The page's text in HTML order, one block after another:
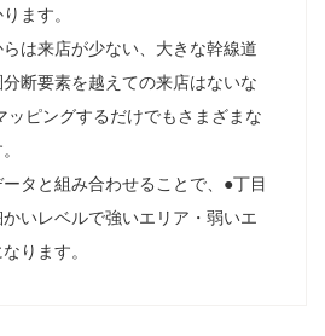
ます。
は来店が少ない、大きな幹線道
断要素を越えての来店はないな
ッピングするだけでもさまざまな
タと組み合わせることで、●丁目
かいレベルで強いエリア・弱いエ
ります。